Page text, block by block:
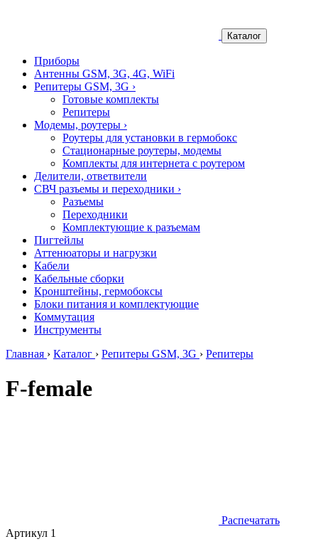
Каталог
Приборы
Антенны GSM, 3G, 4G, WiFi
Репитеры GSM, 3G ›
Готовые комплекты
Репитеры
Модемы, роутеры ›
Роутеры для установки в гермобокс
Стационарные роутеры, модемы
Комплекты для интернета с роутером
Делители, ответвители
СВЧ разъемы и переходники ›
Разъемы
Переходники
Комплектующие к разъемам
Пигтейлы
Аттенюаторы и нагрузки
Кабели
Кабельные сборки
Кронштейны, гермобоксы
Блоки питания и комплектующие
Коммутация
Инструменты
Главная › Каталог › Репитеры GSM, 3G › Репитеры
F-female
Распечатать
Артикул 1